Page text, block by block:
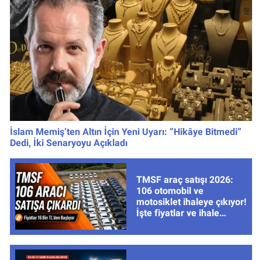
İslam Memiş’ten Altın İçin Yeni Uyarı: “Hikâye Bitmedi”
Dedi, İki Senaryoyu Açıkladı
TMSF araç satışı 2026:
106 otomobil ve
motosiklet ihaleye çıkıyor!
İşte fiyatlar ve ihale